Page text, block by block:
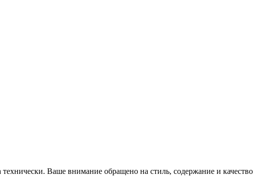
Ваше внимание обращено на стиль, содержание и качество